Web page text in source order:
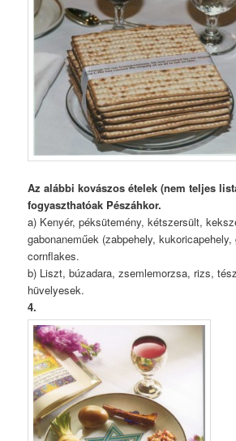
Az alábbi kovászos ételek (nem teljes
fogyaszthatóak Pészáhkor.
a) Kenyér, péksütemény, kétszersült,
gabonaneműek (zabpehely, kukoricapehely,
cornflakes.
b) Liszt, búzadara, zsemlemorzsa, rizs,
hüvelyesek.
4.